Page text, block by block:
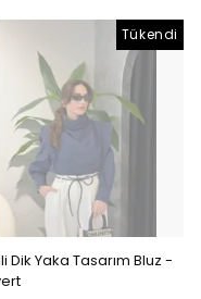
Tükendi
Dik Yaka Tasarım Bluz -